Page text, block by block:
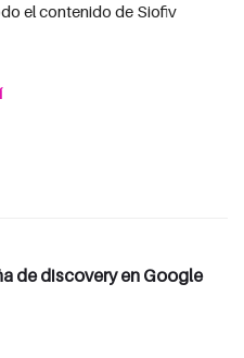
el contenido de Siofiv
de discovery en Google